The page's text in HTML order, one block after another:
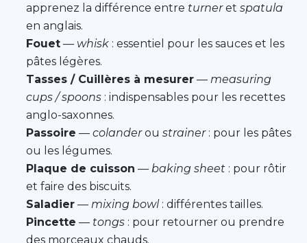
apprenez la différence entre turneretspatula
en anglais.
Fouet — whisk : essentiel pour les sauces et les
pâtes légères.
Tasses / Cuillères à mesurer —measuring
cups / spoons : indispensables pour les recettes
anglo-saxonnes.
Passoire —colanderoustrainer: pour les pâtes
ou les légumes.
Plaque de cuisson —baking sheet : pour rôtir
et faire des biscuits.
Saladier —mixing bowl: différentes tailles.
Pincette — tongs : pour retourner ou prendre
des morceaux chauds.